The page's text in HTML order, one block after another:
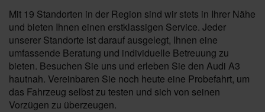
Mit 19 Standorten in der Region sind wir stets in Ihrer Nähe
und bieten Ihnen einen erstklassigen Service. Jeder
unserer Standorte ist darauf ausgelegt, Ihnen eine
umfassende Beratung und individuelle Betreuung zu
bieten. Besuchen Sie uns und erleben Sie den Audi A3
hautnah. Vereinbaren Sie noch heute eine Probefahrt, um
das Fahrzeug selbst zu testen und sich von seinen
Vorzügen zu überzeugen.